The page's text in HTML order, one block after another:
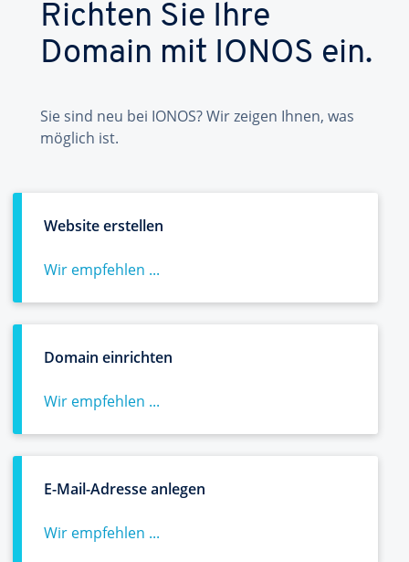
Richten Sie Ihre
Domain mit IONOS ein.
Sie sind neu bei IONOS? Wir zeigen Ihnen, was
möglich ist.
Website erstellen
Wir empfehlen ...
Domain einrichten
Wir empfehlen ...
E-Mail-Adresse anlegen
Wir empfehlen ...